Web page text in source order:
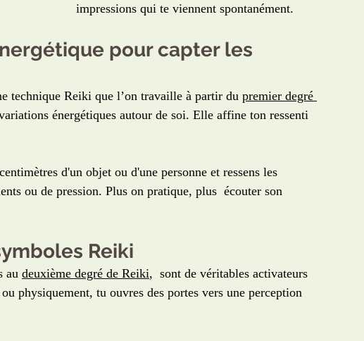
impressions qui te viennent spontanément.
pour capter les
technique Reiki que l’on travaille à partir du premier degré
énergétiques autour de soi. Elle affine ton ressenti
d'un objet ou d'une personne et ressens les
ou de pression. Plus on pratique, plus  écouter son
Reiki
au deuxième degré de Reiki,  sont de véritables activateurs
physiquement, tu ouvres des portes vers une perception